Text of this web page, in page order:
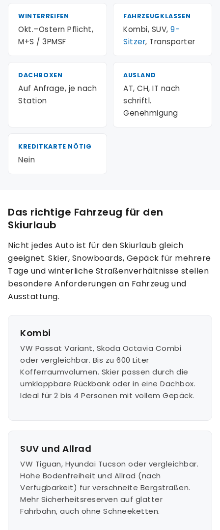
WINTERREIFEN
Okt.–Ostern Pflicht,
M+S / 3PMSF
FAHRZEUGKLASSEN
Kombi, SUV, 9-
Sitzer, Transporter
DACHBOXEN
Auf Anfrage, je nach
Station
AUSLAND
AT, CH, IT nach
schriftl.
Genehmigung
KREDITKARTE NÖTIG
Nein
Das richtige Fahrzeug für den
Skiurlaub
Nicht jedes Auto ist für den Skiurlaub gleich
geeignet. Skier, Snowboards, Gepäck für mehrere
Tage und winterliche Straßenverhältnisse stellen
besondere Anforderungen an Fahrzeug und
Ausstattung.
Kombi
VW Passat Variant, Skoda Octavia Combi
oder vergleichbar. Bis zu 600 Liter
Kofferraumvolumen. Skier passen durch die
umklappbare Rückbank oder in eine Dachbox.
Ideal für 2 bis 4 Personen mit vollem Gepäck.
SUV und Allrad
VW Tiguan, Hyundai Tucson oder vergleichbar.
Hohe Bodenfreiheit und Allrad (nach
Verfügbarkeit) für verschneite Bergstraßen.
Mehr Sicherheitsreserven auf glatter
Fahrbahn, auch ohne Schneeketten.